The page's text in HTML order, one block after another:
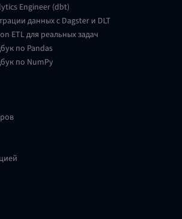
Engineer (dbt)
данных с Dagster и DLT
ETL для реальных задач
по Pandas
по NumPy